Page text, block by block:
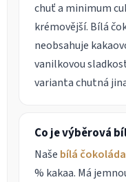
chuť a minimum
krémovější. Bílá
neobsahuje
vanilkovou
varianta chutná
Co je výběrová
Naše bílá čokoláda
% kakaa. Má